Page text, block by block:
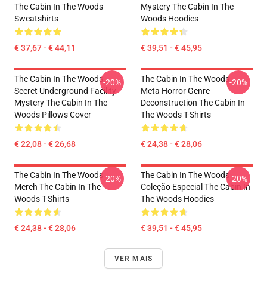
The Cabin In The Woods
Sweatshirts
€ 37,67 - € 44,11
Mystery The Cabin In The
Woods Hoodies
€ 39,51 - € 45,95
The Cabin In The Woods -
Secret Underground Facility
Mystery The Cabin In The
Woods Pillows Cover
€ 22,08 - € 26,68
-20%
The Cabin In The Woods -
Meta Horror Genre
Deconstruction The Cabin In
The Woods T-Shirts
€ 24,38 - € 28,06
-20%
The Cabin In The Woods
Merch The Cabin In The
Woods T-Shirts
€ 24,38 - € 28,06
-20%
The Cabin In The Woods
Coleção Especial The Cabin In
The Woods Hoodies
€ 39,51 - € 45,95
-20%
VER MAIS